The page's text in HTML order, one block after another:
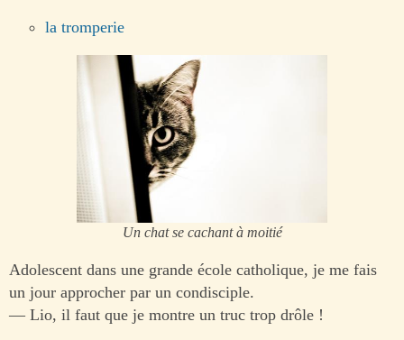
la tromperie
Un chat se cachant à moitié
Adolescent dans une grande école catholique, je me fais
un jour approcher par un condisciple.
— Lio, il faut que je montre un truc trop drôle !